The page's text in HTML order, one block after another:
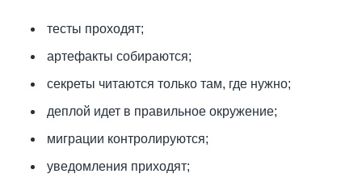
тесты проходят;
артефакты собираются;
секреты читаются только там, где нужно;
деплой идет в правильное окружение;
миграции контролируются;
уведомления приходят;